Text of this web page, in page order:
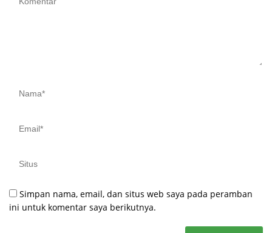
Simpan nama, email, dan situs web saya pada peramban
ini untuk komentar saya berikutnya.